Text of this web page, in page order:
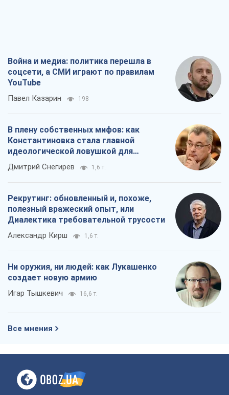
Война и медиа: политика перешла в
соцсети, а СМИ играют по правилам
YouTube
Павел Казарин 198
В плену собственных мифов: как
Константиновка стала главной
идеологической ловушкой для
российских оккупантов
Дмитрий Снегирев 1,6 т.
Рекрутинг: обновленный и, похоже,
полезный вражеский опыт, или
Диалектика требовательной трусости
Александр Кирш 1,6 т.
Ни оружия, ни людей: как Лукашенко
создает новую армию
Игар Тышкевич 16,6 т.
Все мнения